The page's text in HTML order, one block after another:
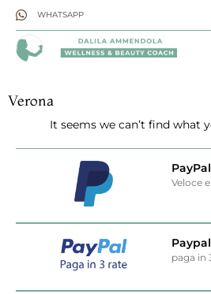
WHATSAPP
Verona
It seems we can’t find what
PayPal
Veloce
paga in